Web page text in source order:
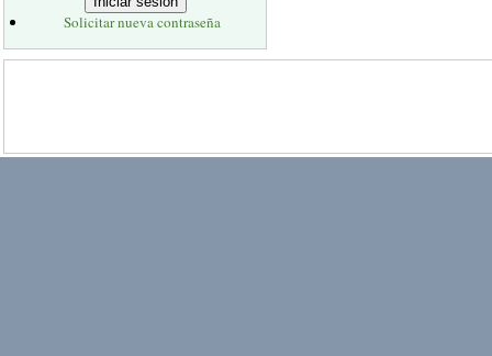
Solicitar nueva contraseña